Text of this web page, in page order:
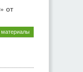
от
материалы